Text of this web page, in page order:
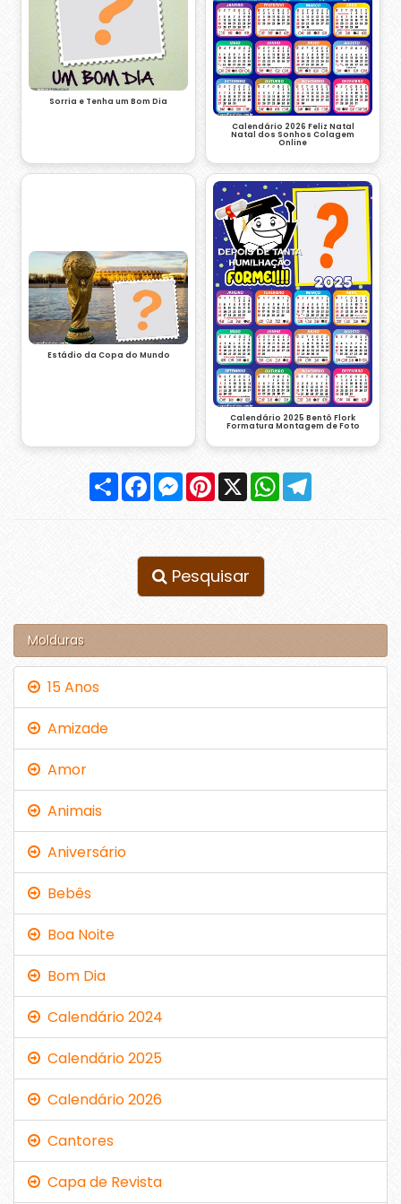
Sorria e Tenha um Bom Dia
Calendário 2026 Feliz Natal
Natal dos Sonhos Colagem
Online
Estádio da Copa do Mundo
Calendário 2025 Bentô Flork
Formatura Montagem de Foto
Compartilhar
FacebookMessenger
Pinterest
X WhatsApp
Pesquisar
Molduras
15 Anos
Amizade
Amor
Animais
Aniversário
Bebês
Boa Noite
Bom Dia
Calendário 2024
Calendário 2025
Calendário 2026
Cantores
Capa de Revista